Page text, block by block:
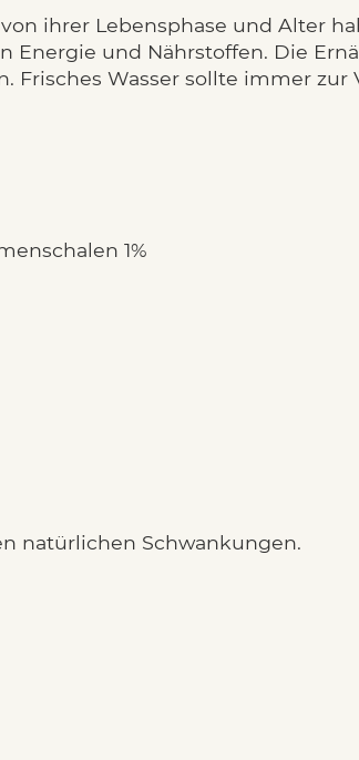
ihrer Lebensphase und Alter
Energie und Nährstoffen. Die
Frisches Wasser sollte immer zur
1%
natürlichen Schwankungen.